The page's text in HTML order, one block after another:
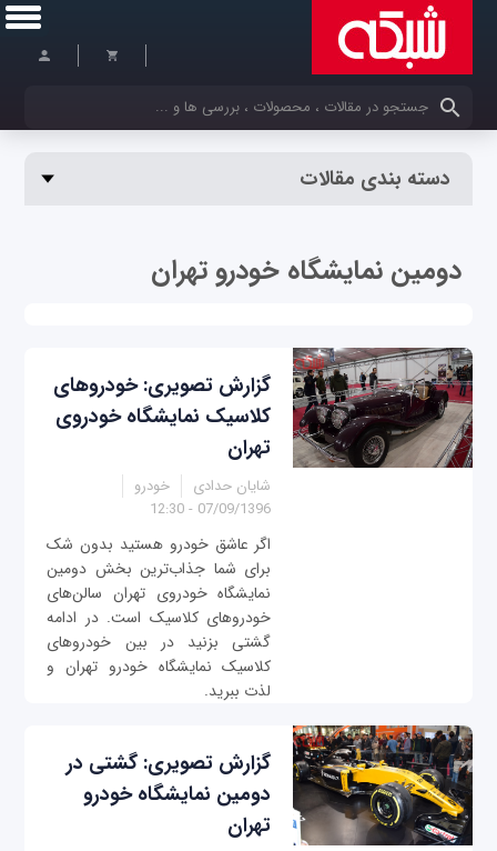
کلمات کلیدی خود را وارد کنید
دسته بندی مقالات
دومین نمایشگاه خودرو تهران
گزارش تصویری: خودروهای
کلاسیک نمایشگاه خودروی
تهران
شایان حدادی
خودرو
07/09/1396 - 12:30
اگر عاشق خودرو هستید بدون شک
برای شما جذاب‌ترین بخش دومین
نمایشگاه خودروی تهران سالن‌های
خودروهای کلاسیک است. در ادامه
گشتی بزنید در بین خودروهای
کلاسیک نمایشگاه خودرو تهران و
لذت ببرید.
گزارش تصویری: گشتی در
دومین نمایشگاه خودرو
تهران